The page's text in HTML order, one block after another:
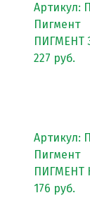
Рулонное
Клей
Наборы
Артикул:
Пигмент
ПИГМЕНТ
227 руб.
Артикул:
Пигмент
ПИГМЕНТ
176 руб.